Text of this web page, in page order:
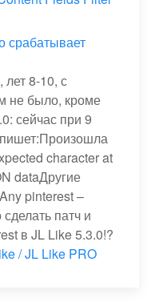
срабатывает
8-10, с
не было, кроме
сейчас при 9
character at
dataДругие
pinterest –
патч и
в JL Like 5.3.0!?
/ JL Like PRO